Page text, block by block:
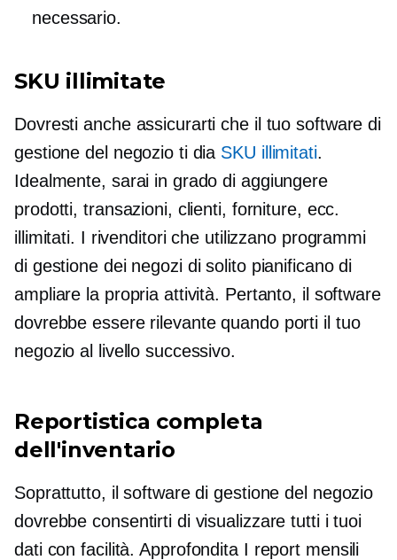
necessario.
SKU illimitate
Dovresti anche assicurarti che il tuo software di
gestione del negozio ti dia SKU illimitati.
Idealmente, sarai in grado di aggiungere
prodotti, transazioni, clienti, forniture, ecc.
illimitati. I rivenditori che utilizzano programmi
di gestione dei negozi di solito pianificano di
ampliare la propria attività. Pertanto, il software
dovrebbe essere rilevante quando porti il ​​tuo
negozio al livello successivo.
Reportistica completa
dell'inventario
Soprattutto, il software di gestione del negozio
dovrebbe consentirti di visualizzare tutti i tuoi
dati con facilità.ApprofonditaI report mensili